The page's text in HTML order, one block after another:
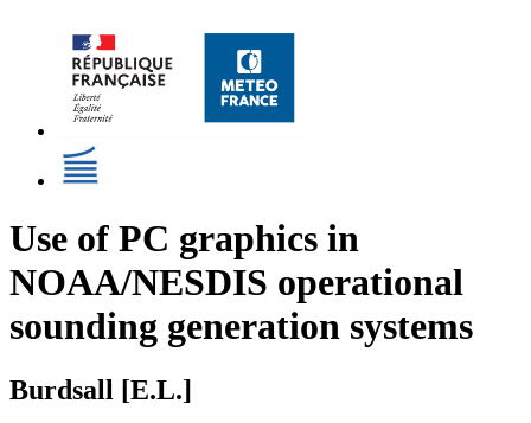
Use of PC graphics in
NOAA/NESDIS operational
sounding generation systems
Burdsall [E.L.]